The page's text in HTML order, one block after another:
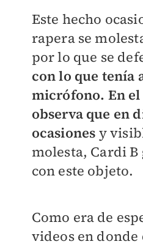
Este hecho
rapera se
por lo que se
con lo que tenía
micrófono. En el
observa que en
ocasiones y
molesta, Cardi B
con este objeto.
Como era de
videos en donde